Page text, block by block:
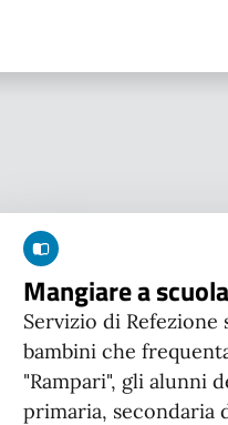
Mangiare a scuola
Servizio di Refezione
bambini che
"Rampari", gli alunni
primaria, secondaria